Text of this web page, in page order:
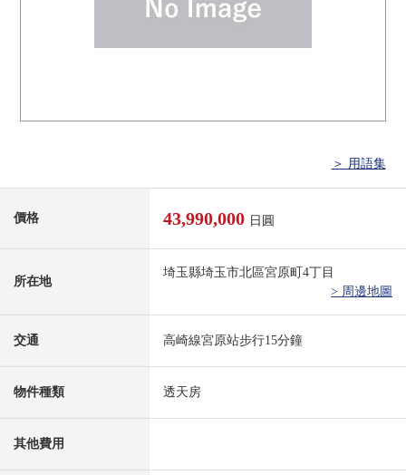
＞ 用語集
價格 43,990,000 日圓
所在地
埼玉縣埼玉市北區宮原町4丁目
> 周邊地圖
交通 高崎線宮原站步行15分鐘
物件種類 透天房
其他費用